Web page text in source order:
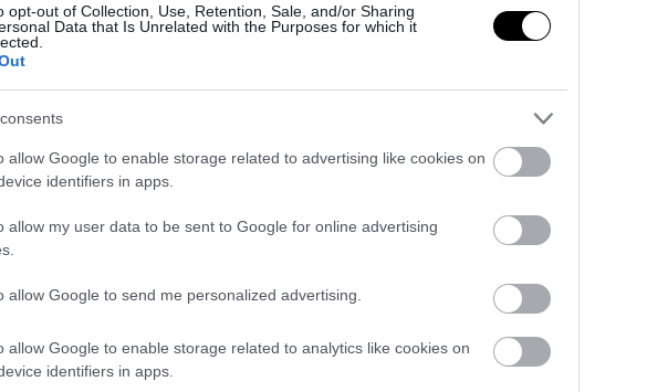
opt-out of Collection, Use, Retention, Sale, and/or Sharing
Data that Is Unrelated with the Purposes for which it
allow Google to enable storage related to advertising like cookies on
identifiers in apps.
allow my user data to be sent to Google for online advertising
allow Google to send me personalized advertising.
allow Google to enable storage related to analytics like cookies on
identifiers in apps.
τρολάρουν
Luce